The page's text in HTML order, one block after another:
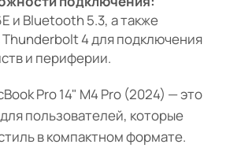
и Bluetooth 5.3, а также
Thunderbolt 4 для подключения
и периферии.
Pro 14" M4 Pro (2024) — это
пользователей, которые
в компактном формате.